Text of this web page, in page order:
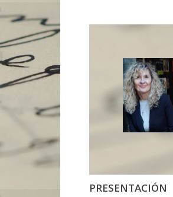
Saltar
PRESENTACIÓN